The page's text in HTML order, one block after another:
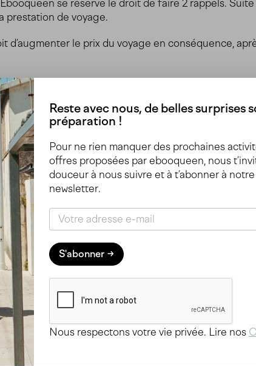
se réserve le droit de faire 2 rappels.
prestation de voyage.
d’augmenter le prix du voyage en conséquence,
complémentaire au moment de l’achat
ou économiques, aucun rembousement
» est clairement indiqué sur l’offre.
normales, ebooqueen se réfère aux conditions
Ainsi en cas d’empêchement, dépendamment du
l’assurance.
bateau ainsi que la location de voitures et de
compagnie ferroviaire, tour-opérateur, compagnie
pendant le voyage, il ne peut prétendre au
Reste avec nous, de belles surprises
préparation !
Pour ne rien manquer des prochaines
offres proposées par ebooqueen, nous
douceur à nous suivre et à t’abonner à notre
newsletter.
S'abonner
Nous respectons votre vie privée. Lire nos